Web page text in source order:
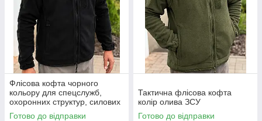
Флісова кофта чорного
кольору для спецслужб,
охоронних структур, силових
підрозділів
Готово до відправки
Тактична флісова кофта
колір олива ЗСУ
Готово до відправки